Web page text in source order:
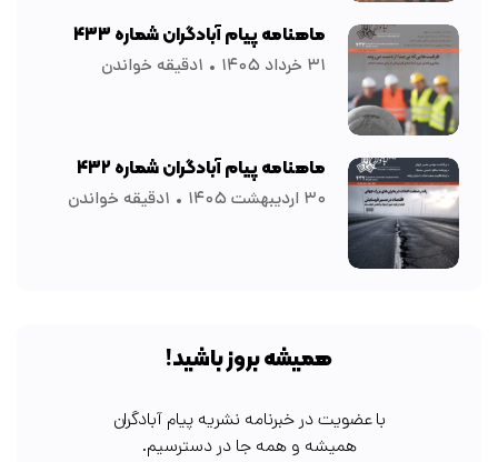
ماهنامه پیام آبادگران شماره ۴۳۳
۳۱ خرداد ۱۴۰۵ ۱دقیقه خواندن
ماهنامه پیام آبادگران شماره ۴۳۲
۳۰ اردیبهشت ۱۴۰۵ ۱دقیقه خواندن
همیشه بروز باشید!
با عضویت در خبرنامه نشریه پیام آبادگران
همیشه و همه جا در دسترسیم.